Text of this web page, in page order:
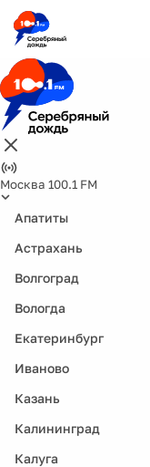
Москва 100.1 FM
Апатиты
Астрахань
Волгоград
Вологда
Екатеринбург
Иваново
Казань
Калининград
Калуга